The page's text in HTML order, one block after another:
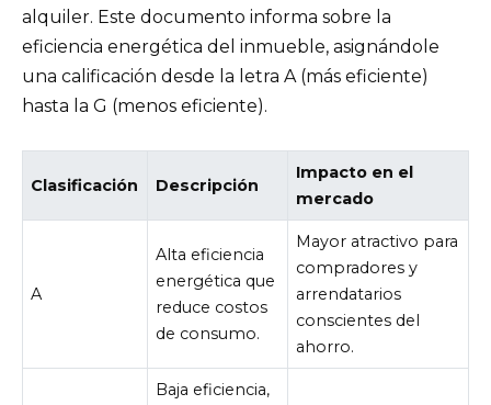
alquiler. Este documento informa sobre la
eficiencia energética del inmueble, asignándole
una calificación desde la letra A (más eficiente)
hasta la G (menos eficiente).
Clasificación Descripción
Impacto en el
mercado
A
Alta eficiencia
energética que
reduce costos
de consumo.
Mayor atractivo para
compradores y
arrendatarios
conscientes del
ahorro.
Baja eficiencia,